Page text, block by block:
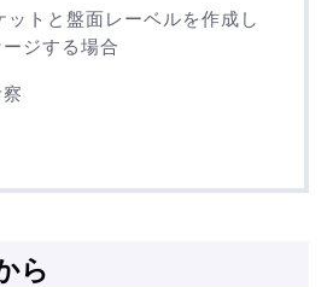
トと盤面レーベルを作成し
ジする場合
ら